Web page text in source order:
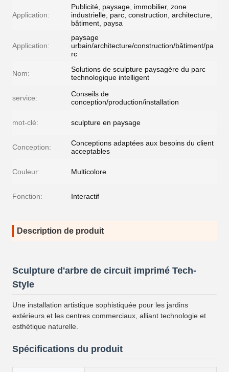
Application:
Publicité, paysage, immobilier, zone
industrielle, parc, construction, architecture,
bâtiment, paysa
Application:
paysage
urbain/architecture/construction/bâtiment/pa
rc
Nom:
Solutions de sculpture paysagère du parc
technologique intelligent
service:
Conseils de
conception/production/installation
mot-clé: sculpture en paysage
Conception:
Conceptions adaptées aux besoins du client
acceptables
Couleur: Multicolore
Fonction: Interactif
Description de produit
Sculpture d'arbre de circuit imprimé Tech-
Style
Une installation artistique sophistiquée pour les jardins
extérieurs et les centres commerciaux, alliant technologie et
esthétique naturelle.
Spécifications du produit